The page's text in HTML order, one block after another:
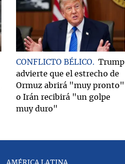
CONFLICTO BÉLICO
Trump
advierte que el estrecho de
Ormuz abrirá "muy pronto"
o Irán recibirá "un golpe
muy duro"